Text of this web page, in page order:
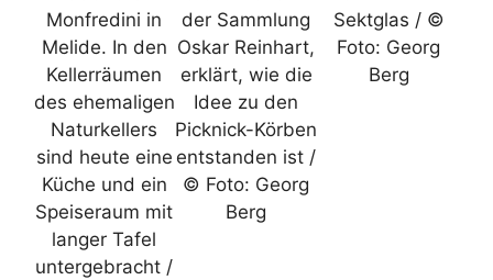
Monfredini in
Melide. In den
Kellerräumen
des ehemaligen
Naturkellers
sind heute eine
Küche und ein
Speiseraum mit
langer Tafel
untergebracht /
der Sammlung
Oskar Reinhart,
erklärt, wie die
Idee zu den
Picknick-Körben
entstanden ist /
© Foto: Georg
Berg
Sektglas / ©
Foto: Georg
Berg